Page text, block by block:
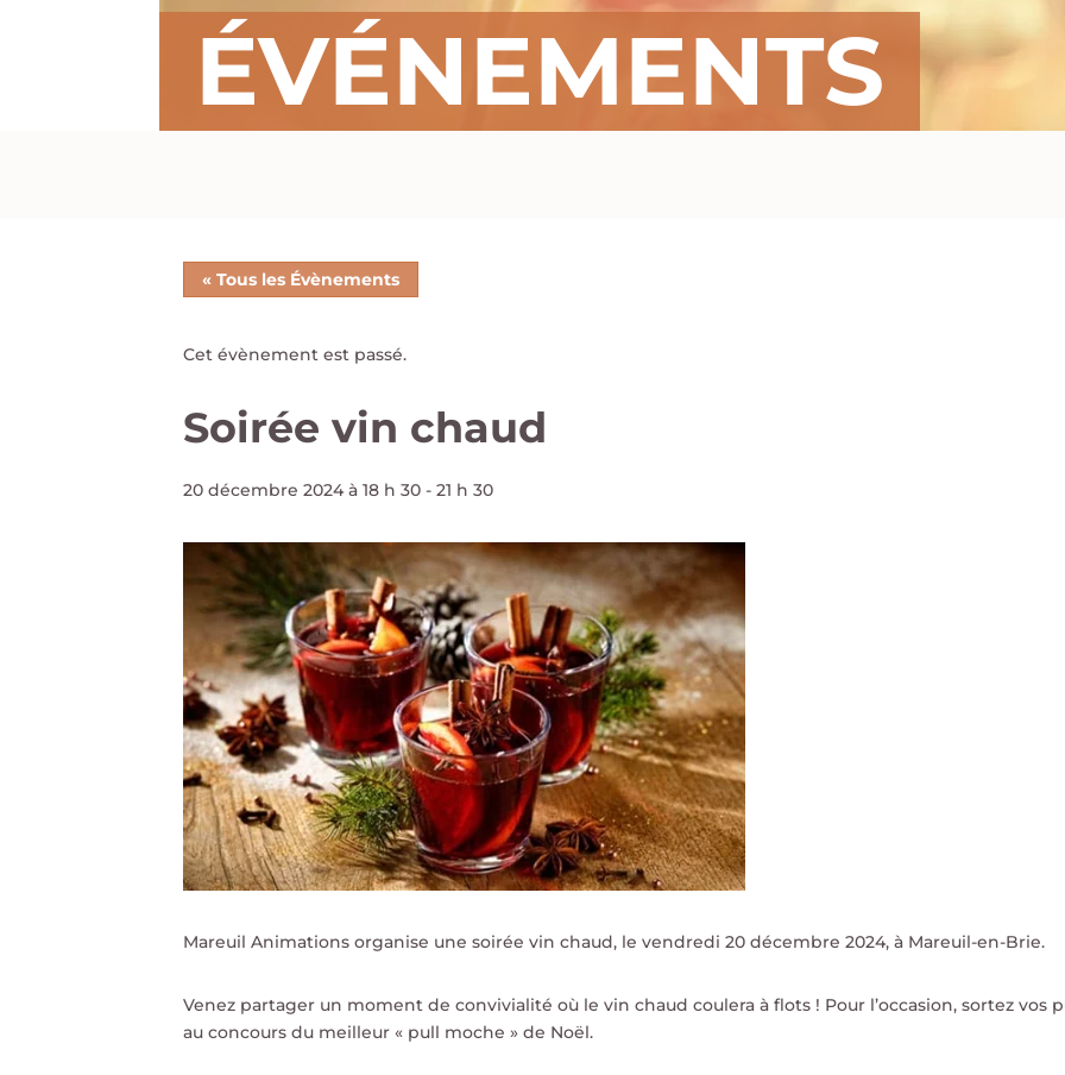
ÉVÉNEMENTS
« Tous les Évènements
Cet évènement est passé.
Soirée vin chaud
20 décembre 2024 à 18 h 30 -21 h 30
Mareuil Animations organise une soirée vin chaud, le vendredi 20 décembre 2024, à Mareuil-en-Brie.
Venez partager un moment de convivialité où le vin chaud coulera à flots ! Pour l’occasion, sortez vos
au concours du meilleur « pull moche » de Noël.